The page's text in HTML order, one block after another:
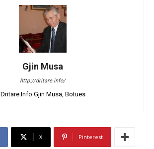
Gjin Musa
http://dritare.info/
Dritare.Info Gjin Musa, Botues
X Pinterest